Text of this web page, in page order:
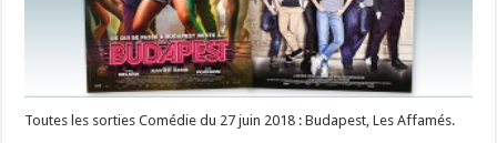
Toutes les sorties Comédie du 27 juin 2018 : Budapest, Les Affamés.